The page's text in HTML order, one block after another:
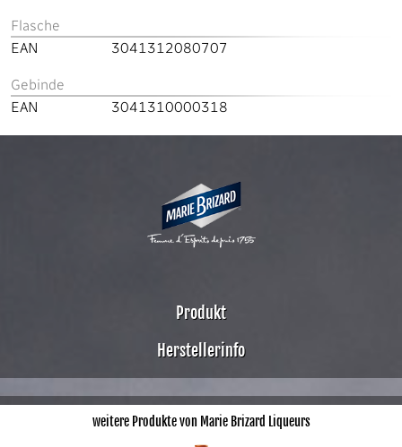
Flasche
EAN
3041312080707
Gebinde
EAN
3041310000318
Produkt
Herstellerinfo
weitere Produkte von Marie Brizard Liqueurs